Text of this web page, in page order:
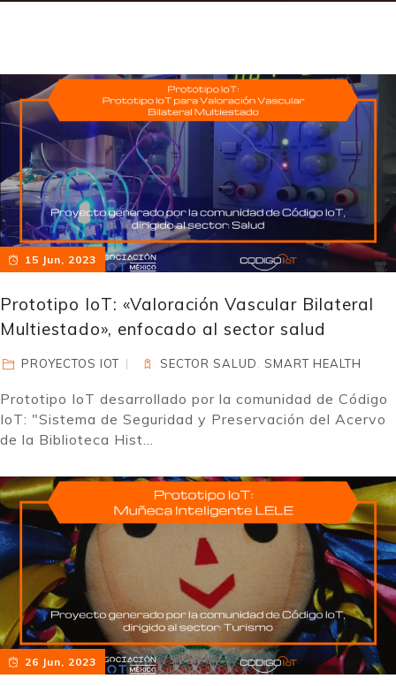
15 Jun, 2023
Prototipo IoT: «Valoración Vascular Bilateral
Multiestado», enfocado al sector salud
PROYECTOS IOT SECTOR SALUD SMART HEALTH
Prototipo IoT desarrollado por la comunidad de Código
IoT: "Sistema de Seguridad y Preservación del Acervo
de la Biblioteca Hist...
26 Jun, 2023